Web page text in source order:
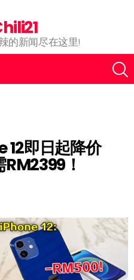
的新闻尽在这里!
12即日起降价
！